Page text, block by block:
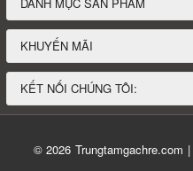
KHUYẾN MÃI
KẾT NỐI CHÚNG TÔI:
© 2026 Trungtamgachre.com |